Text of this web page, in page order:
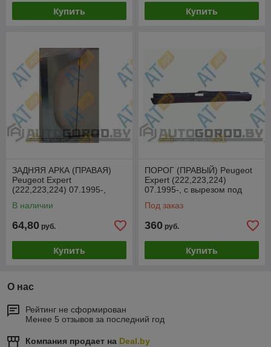
Купить Купить
ЗАДНЯЯ АРКА (ПРАВАЯ)
Peugeot Expert
(222,223,224) 07.1995-,
В наличии
64,80 руб.
Купить
ПОРОГ (ПРАВЫЙ) Peugeot
Expert (222,223,224)
07.1995-, с вырезом под
PCT76004ER
Под заказ
360 руб.
Купить
О нас
Рейтинг не сформирован
Менее 5 отзывов за последний год
Компания продает на Deal.by